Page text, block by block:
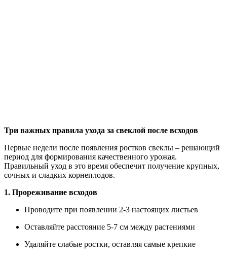
Три важных правила ухода за свеклой после всходов
Первые недели после появления ростков свеклы – решающий
период для формирования качественного урожая.
Правильный уход в это время обеспечит получение крупных,
сочных и сладких корнеплодов.
1. Прореживание всходов
Проводите при появлении 2-3 настоящих листьев
Оставляйте расстояние 5-7 см между растениями
Удаляйте слабые ростки, оставляя самые крепкие